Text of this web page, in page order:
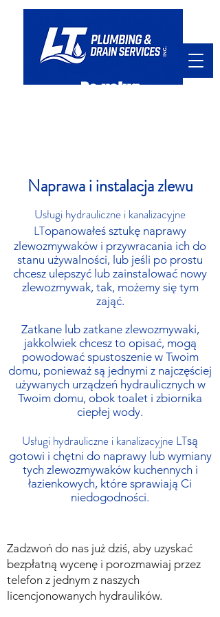
Do usług
Naprawa i instalacja zlewu
Usługi hydrauliczne i kanalizacyjne
LTopanowałeś sztukę naprawy
zlewozmywaków i przywracania ich do
stanu używalności, lub jeśli po prostu
chcesz ulepszyć lub zainstalować nowy
zlewozmywak, tak, możemy się tym
zająć.
Zatkane lub zatkane zlewozmywaki,
jakkolwiek chcesz to opisać, mogą
powodować spustoszenie w Twoim
domu, ponieważ są jednymi z najczęściej
używanych urządzeń hydraulicznych w
Twoim domu, obok toalet i zbiornika
ciepłej wody.
Usługi hydrauliczne i kanalizacyjne LTsą
gotowi i chętni do naprawy lub wymiany
tych zlewozmywaków kuchennych i
łazienkowych, które sprawiają Ci
niedogodności.
Zadzwoń do nas już dziś, aby uzyskać
bezpłatną wycenę i porozmawiaj przez
telefon z jednym z naszych
licencjonowanych hydraulików.